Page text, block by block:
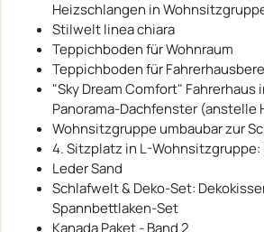
Heizschlangen in
Stilwelt linea chiara
Teppichboden für Wohnraum
Teppichboden für
"Sky Dream Comfort" Fahrerhaus
Panorama-Dachfenster (anstelle
Wohnsitzgruppe umbaubar zur
4. Sitzplatz in L-
Leder Sand
Schlafwelt & Deko-Set:
Spannbettlaken-Set
Kanada Paket - Band 2